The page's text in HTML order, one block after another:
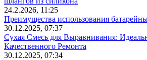
24.2.2026, 11:25
Преимущества использования
30.12.2025, 07:37
Сухая Смесь для Выравнивания:
Качественного Ремонта
30.12.2025, 07:34